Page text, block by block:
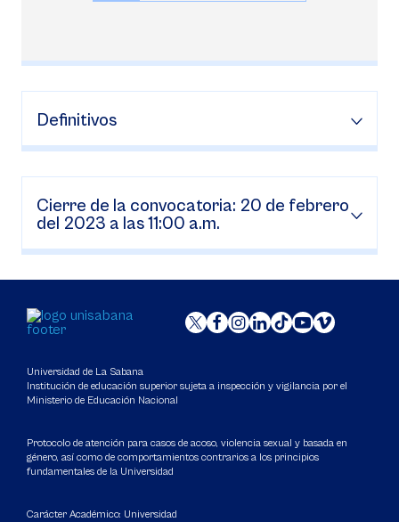
Definitivos
Cierre de la convocatoria: 20 de febrero
del 2023 a las 11:00 a.m.
Universidad de La Sabana
Institución de educación superior sujeta a inspección y vigilancia por el
Ministerio de Educación Nacional
Protocolo de atención para casos de acoso, violencia sexual y basada en
género, así como de comportamientos contrarios a los principios
fundamentales de la Universidad
Carácter Académico: Universidad